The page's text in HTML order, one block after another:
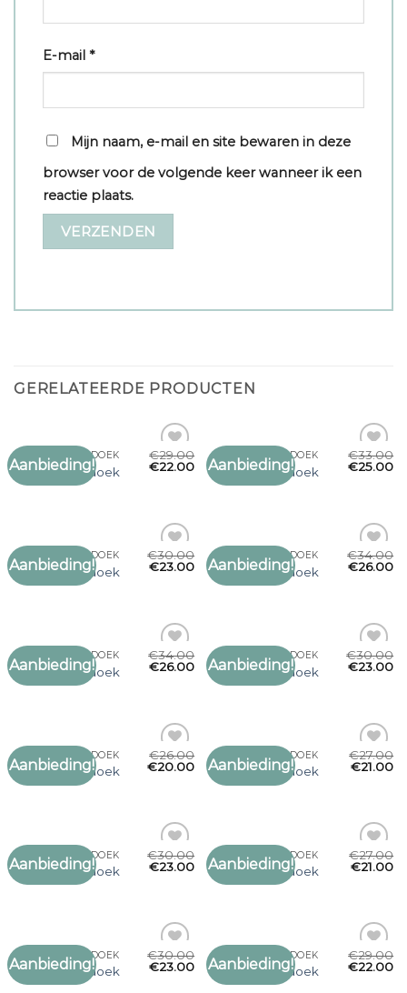
E-mail *
Mijn naam, e-mail en site bewaren in deze
browser voor de volgende keer wanneer ik een
reactie plaats.
GERELATEERDE PRODUCTEN
Aanbieding!
Toevoegen
SJAAL OMSLAGDOEK
sjaal omslagdoek
€29.00
€22.00 Aanbieding!
Toevoegen
SJAAL OMSLAGDOEK
sjaal omslagdoek
€33.00
€25.00
Aanbieding!
Toevoegen
SJAAL OMSLAGDOEK
sjaal omslagdoek
€30.00
€23.00 Aanbieding!
Toevoegen
SJAAL OMSLAGDOEK
sjaal omslagdoek
€34.00
€26.00
Aanbieding!
Toevoegen
SJAAL OMSLAGDOEK
sjaal omslagdoek
€34.00
€26.00 Aanbieding!
Toevoegen
SJAAL OMSLAGDOEK
sjaal omslagdoek
€30.00
€23.00
Aanbieding!
Toevoegen
SJAAL OMSLAGDOEK
sjaal omslagdoek
€26.00
€20.00 Aanbieding!
Toevoegen
SJAAL OMSLAGDOEK
sjaal omslagdoek
€27.00
€21.00
Aanbieding!
Toevoegen
SJAAL OMSLAGDOEK
sjaal omslagdoek
€30.00
€23.00 Aanbieding!
Toevoegen
SJAAL OMSLAGDOEK
sjaal omslagdoek
€27.00
€21.00
Aanbieding!
Toevoegen
SJAAL OMSLAGDOEK
sjaal omslagdoek
€30.00
€23.00 Aanbieding!
Toevoegen
SJAAL OMSLAGDOEK
sjaal omslagdoek
€29.00
€22.00